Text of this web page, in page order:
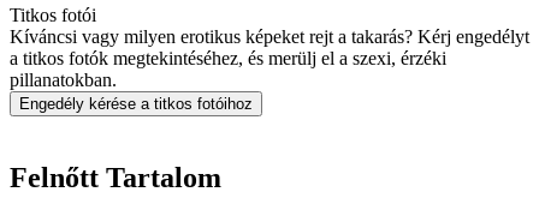
Titkos fotói
Kíváncsi vagy milyen erotikus képeket rejt a takarás? Kérj engedélyt
a titkos fotók megtekintéséhez, és merülj el a szexi, érzéki
pillanatokban.
Engedély kérése a titkos fotóihoz
Felnőtt Tartalom